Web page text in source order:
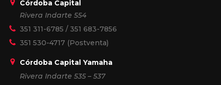
Córdoba Capital
Rivera Indarte 554
351 311-6785 / 351 683-7856
351 530-4717 (Postventa)
Córdoba Capital Yamaha
Rivera Indarte 535 – 537